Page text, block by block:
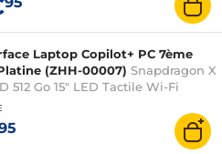
Laptop Copilot+ PC 7ème
(ZHH-00007) Snapdragon X
512 Go 15" LED Tactile Wi-Fi
Windows 11 Famille